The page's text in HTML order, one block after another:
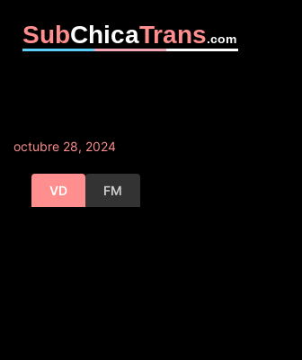
SubChicaTrans.com
octubre 28, 2024
VD FM